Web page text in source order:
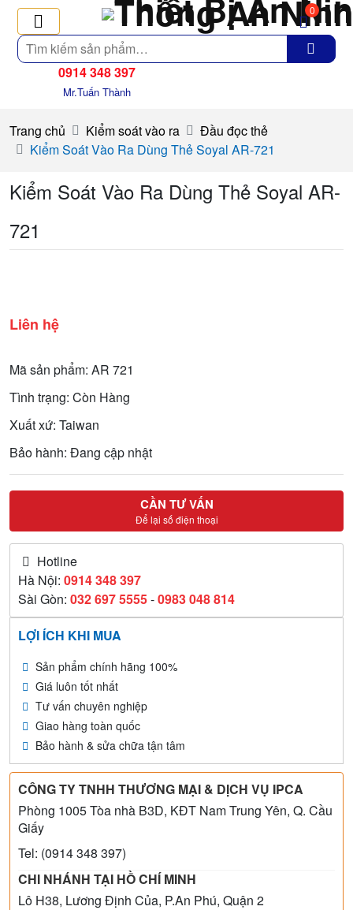
Tìm
kiếm
0
0914 348 397
Mr.Tuấn Thành
Trang chủ Kiểm soát vào ra
Đầu đọc thẻ
Kiểm Soát Vào Ra Dùng Thẻ Soyal AR-721
Kiểm Soát Vào Ra Dùng Thẻ Soyal AR-
721
Liên hệ
Mã sản phẩm: AR 721
Tình trạng: Còn Hàng
Xuất xứ: Taiwan
Bảo hành: Đang cập nhật
CẦN TƯ VẤN
Để lại số điện thoại
Hotline
Hà Nội: 0914 348 397
Sài Gòn: 032 697 5555-0983 048 814
LỢI ÍCH KHI MUA
Sản phẩm chính hãng 100%
Giá luôn tốt nhất
Tư vấn chuyên nghiệp
Giao hàng toàn quốc
Bảo hành & sửa chữa tận tâm
CÔNG TY TNHH THƯƠNG MẠI & DỊCH VỤ IPCA
Phòng 1005 Tòa nhà B3D, KĐT Nam Trung Yên, Q. Cầu
Giấy
Tel: (0914 348 397)
CHI NHÁNH TẠI HỒ CHÍ MINH
Lô H38, Lương Định Của, P.An Phú, Quận 2